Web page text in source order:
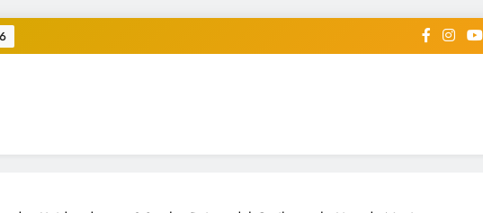
DIA • "Periodico Deportivo Digital"
#deportealdiard #deportealdiaperiodico